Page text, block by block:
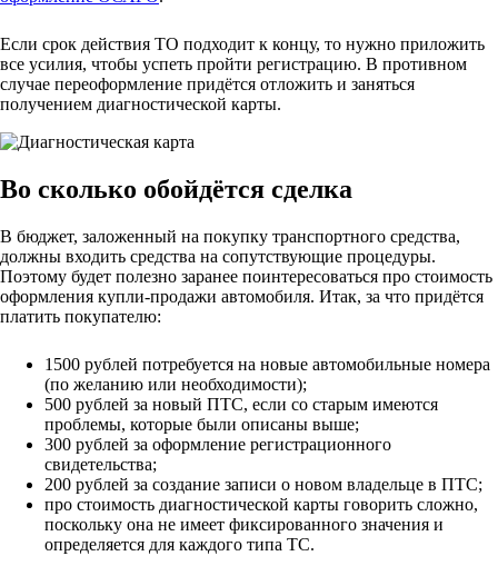
Если срок действия ТО подходит к концу, то нужно приложить
все усилия, чтобы успеть пройти регистрацию. В противном
случае переоформление придётся отложить и заняться
получением диагностической карты.
Во сколько обойдётся сделка
В бюджет, заложенный на покупку транспортного средства,
должны входить средства на сопутствующие процедуры.
Поэтому будет полезно заранее поинтересоваться про стоимость
оформления купли-продажи автомобиля. Итак, за что придётся
платить покупателю:
1500 рублей потребуется на новые автомобильные номера
(по желанию или необходимости);
500 рублей за новый ПТС, если со старым имеются
проблемы, которые были описаны выше;
300 рублей за оформление регистрационного
свидетельства;
200 рублей за создание записи о новом владельце в ПТС;
про стоимость диагностической карты говорить сложно,
поскольку она не имеет фиксированного значения и
определяется для каждого типа ТС.